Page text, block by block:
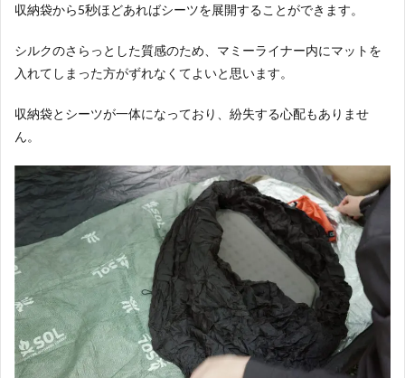
収納袋から5秒ほどあればシーツを展開することができます。
シルクのさらっとした質感のため、マミーライナー内にマットを
入れてしまった方がずれなくてよいと思います。
収納袋とシーツが一体になっており、紛失する心配もありませ
ん。